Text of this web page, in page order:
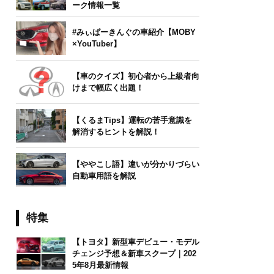
ーク情報一覧
#みぃぱーきんぐの車紹介【MOBY
×YouTuber】
【車のクイズ】初心者から上級者向
けまで幅広く出題！
【くるまTips】運転の苦手意識を
解消するヒントを解説！
【ややこし語】違いが分かりづらい
自動車用語を解説
特集
【トヨタ】新型車デビュー・モデル
チェンジ予想＆新車スクープ｜202
5年8月最新情報